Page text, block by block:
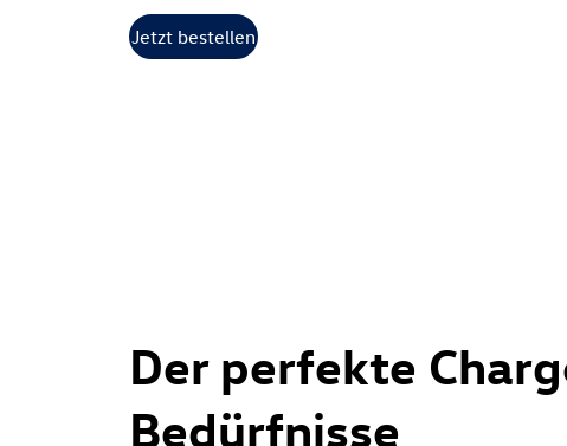
Jetzt bestellen
Der perfekte
Bedürfnisse